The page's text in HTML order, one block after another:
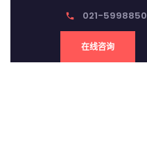
phone 021-
在线咨询